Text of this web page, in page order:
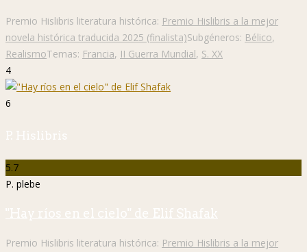
Premio Hislibris literatura histórica: Premio Hislibris a la mejor
novela histórica traducida 2025 (finalista)Subgéneros: Bélico,
RealismoTemas: Francia, II Guerra Mundial, S. XX
4
6
P. Hislibris
5.7
P. plebe
"Hay ríos en el cielo" de Elif Shafak
Premio Hislibris literatura histórica: Premio Hislibris a la mejor